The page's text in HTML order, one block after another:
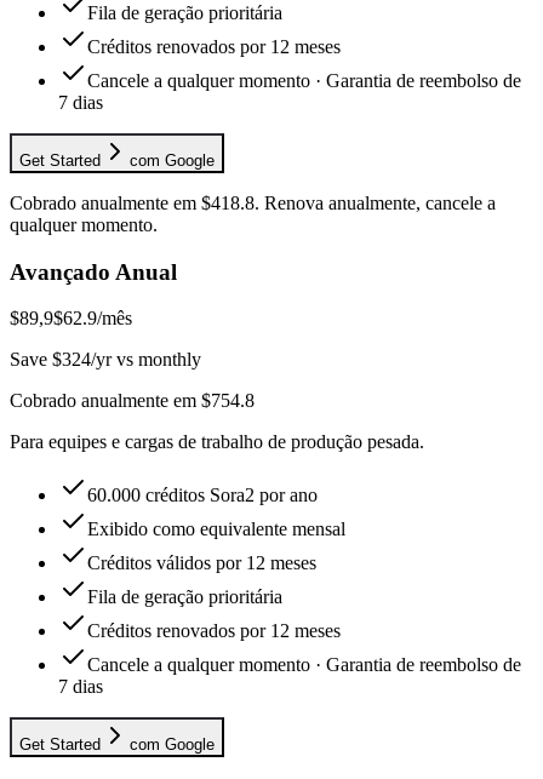
Fila de geração prioritária
Créditos renovados por 12 meses
Cancele a qualquer momento · Garantia de reembolso de
7 dias
Get Started com Google
Cobrado anualmente em $418.8. Renova anualmente, cancele a
qualquer momento.
Avançado Anual
$89,9$62.9/mês
Save $324/yr vs monthly
Cobrado anualmente em $754.8
Para equipes e cargas de trabalho de produção pesada.
60.000 créditos Sora2 por ano
Exibido como equivalente mensal
Créditos válidos por 12 meses
Fila de geração prioritária
Créditos renovados por 12 meses
Cancele a qualquer momento · Garantia de reembolso de
7 dias
Get Started com Google